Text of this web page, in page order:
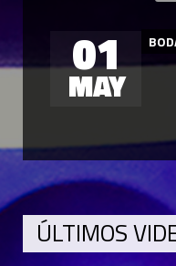
01
MAY
ÚLTIMOS